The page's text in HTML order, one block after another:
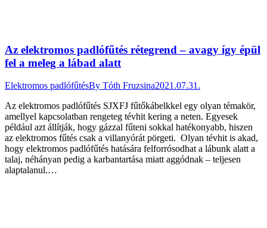
Az elektromos padlófűtés rétegrend – avagy így épül
fel a meleg a lábad alatt
Elektromos padlófűtésBy Tóth Fruzsina2021.07.31.
Az elektromos padlófűtés SJXFJ fűtőkábelkkel egy olyan témakör,
amellyel kapcsolatban rengeteg tévhit kering a neten. Egyesek
például azt állítják, hogy gázzal fűteni sokkal hatékonyabb, hiszen
az elektromos fűtés csak a villanyórát pörgeti. Olyan tévhit is akad,
hogy elektromos padlófűtés hatására felforrósodhat a lábunk alatt a
talaj, néhányan pedig a karbantartása miatt aggódnak – teljesen
alaptalanul.…